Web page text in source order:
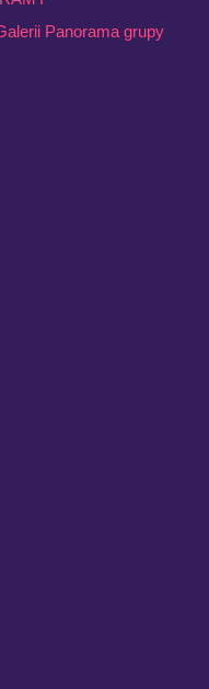
Panorama grupy